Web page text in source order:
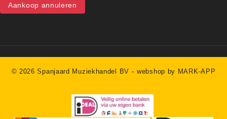
Aankoop annuleren
© 2026 Spanjaard Muziekhandel BV -webshop by MARK-APP